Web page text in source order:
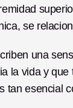
se
una
la vida y
tan esencial